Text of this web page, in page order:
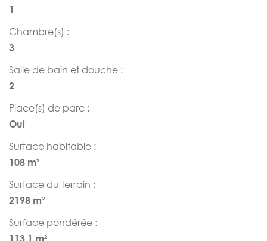
1
Chambre(s) :
3
Salle de bain et douche :
2
Place(s) de parc :
Oui
Surface habitable :
108 m²
Surface du terrain :
2198 m²
Surface pondérée :
113.1 m²